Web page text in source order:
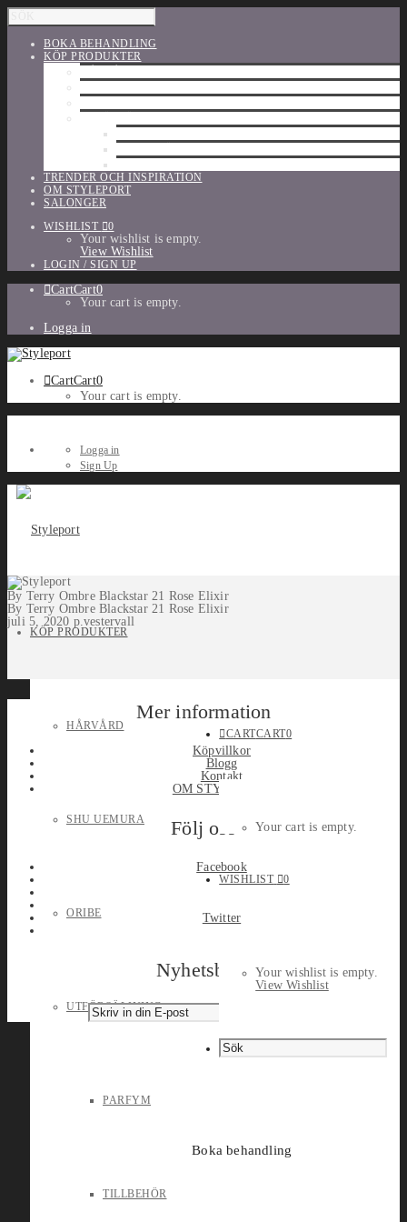
BOKA BEHANDLING
KÖP PRODUKTER
TRENDER OCH INSPIRATION
OM STYLEPORT
SALONGER
WISHLIST
0
Your wishlist is empty.
View Wishlist
LOGIN / SIGN UP
CartCart0
Your cart is empty.
Logga in
CartCart0
Your cart is empty.
Logga in
Sign Up
KÖP PRODUKTER
HÅRVÅRD
SHU UEMURA
ORIBE
UTFÖRSÄLJNING
PARFYM
TILLBEHÖR
CARTCART0
Your cart is empty.
WISHLIST 0
Your wishlist is empty.
View Wishlist
Boka behandling
By Terry Ombre Blackstar 21 Rose Elixir
By Terry Ombre Blackstar 21 Rose Elixir
juli 5, 2020 p.vestervall
Mer information
Köpvillkor
Blogg
Kontakt
OM STYLEPORT
Följ oss
Facebook
Twitter
Nyhetsbrev